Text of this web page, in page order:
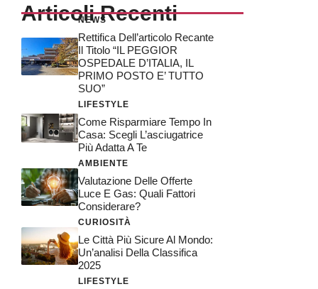
Articoli Recenti
NEWS
Rettifica Dell’articolo Recante
Il Titolo “IL PEGGIOR
OSPEDALE D’ITALIA, IL
PRIMO POSTO E’ TUTTO
SUO”
LIFESTYLE
Come Risparmiare Tempo In
Casa: Scegli L’asciugatrice
Più Adatta A Te
AMBIENTE
Valutazione Delle Offerte
Luce E Gas: Quali Fattori
Considerare?
CURIOSITÀ
Le Città Più Sicure Al Mondo:
Un’analisi Della Classifica
2025
LIFESTYLE